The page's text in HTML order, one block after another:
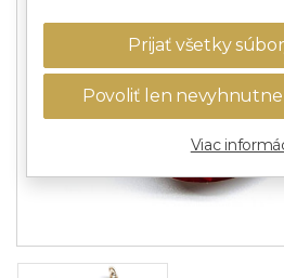
Prijať všetky
Povoliť len
Viac